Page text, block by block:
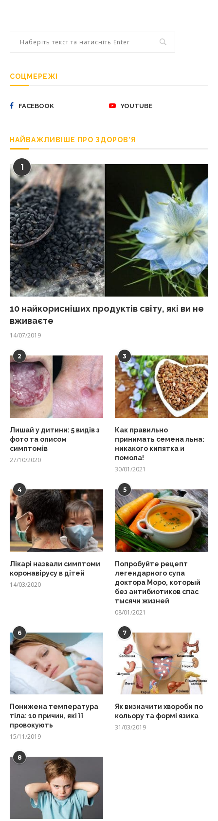
СОЦМЕРЕЖІ
FACEBOOK YOUTUBE
НАЙВАЖЛИВІШЕ ПРО ЗДОРОВ’Я
1
10 найкорисніших продуктів світу, які ви не
вживаєте
14/07/2019
2
Лишай у дитини: 5 видів з
фото та описом
симптомів
27/10/2020
3
Как правильно
принимать семена льна:
никакого кипятка и
помола!
30/01/2021
4
Лікарі назвали симптоми
коронавірусу в дітей
14/03/2020
5
Попробуйте рецепт
легендарного супа
доктора Моро, который
без антибиотиков спас
тысячи жизней
08/01/2021
6
Понижена температура
тіла: 10 причин, які її
провокують
15/11/2019
7
Як визначити хвороби по
кольору та формі язика
31/03/2019
8